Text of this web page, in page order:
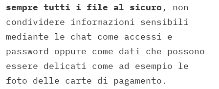
sempre tutti i file al sicuro , non
condividere informazioni sensibili
mediante le chat come accessi e
password oppure come dati che possono
essere delicati come ad esempio le
foto delle carte di pagamento.